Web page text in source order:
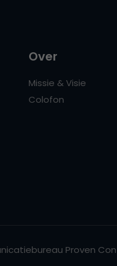
Over
Missie & Visie
Colofon
Proven